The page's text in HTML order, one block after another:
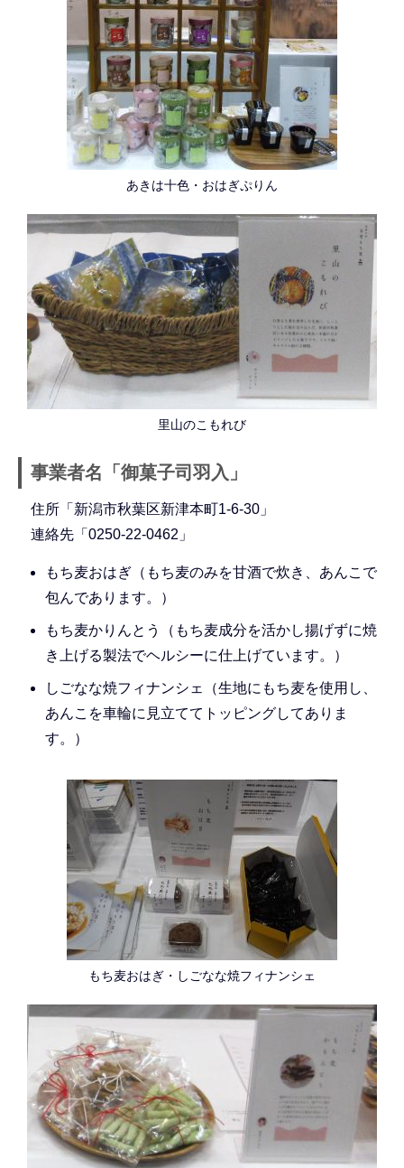
あきは十色・おはぎぷりん
里山のこもれび
事業者名「御菓子司羽入」
住所「新潟市秋葉区新津本町1-6-30」
連絡先「0250-22-0462」
もち麦おはぎ（もち麦のみを甘酒で炊き、あんこで
包んであります。）
もち麦かりんとう（もち麦成分を活かし揚げずに焼
き上げる製法でヘルシーに仕上げています。）
しごなな焼フィナンシェ（生地にもち麦を使用し、
あんこを車輪に見立ててトッピングしてありま
す。）
もち麦おはぎ・しごなな焼フィナンシェ